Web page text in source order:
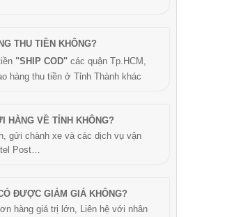
THU TIỀN KHÔNG?
"SHIP COD" các quận Tp.HCM,
hàng thu tiền ở Tỉnh Thành khác
HÀNG VỀ TỈNH KHÔNG?
gửi chành xe và các dịch vụ vận
Post…
ĐƯỢC GIẢM GIÁ KHÔNG?
hàng giá trị lớn, Liên hệ với nhân